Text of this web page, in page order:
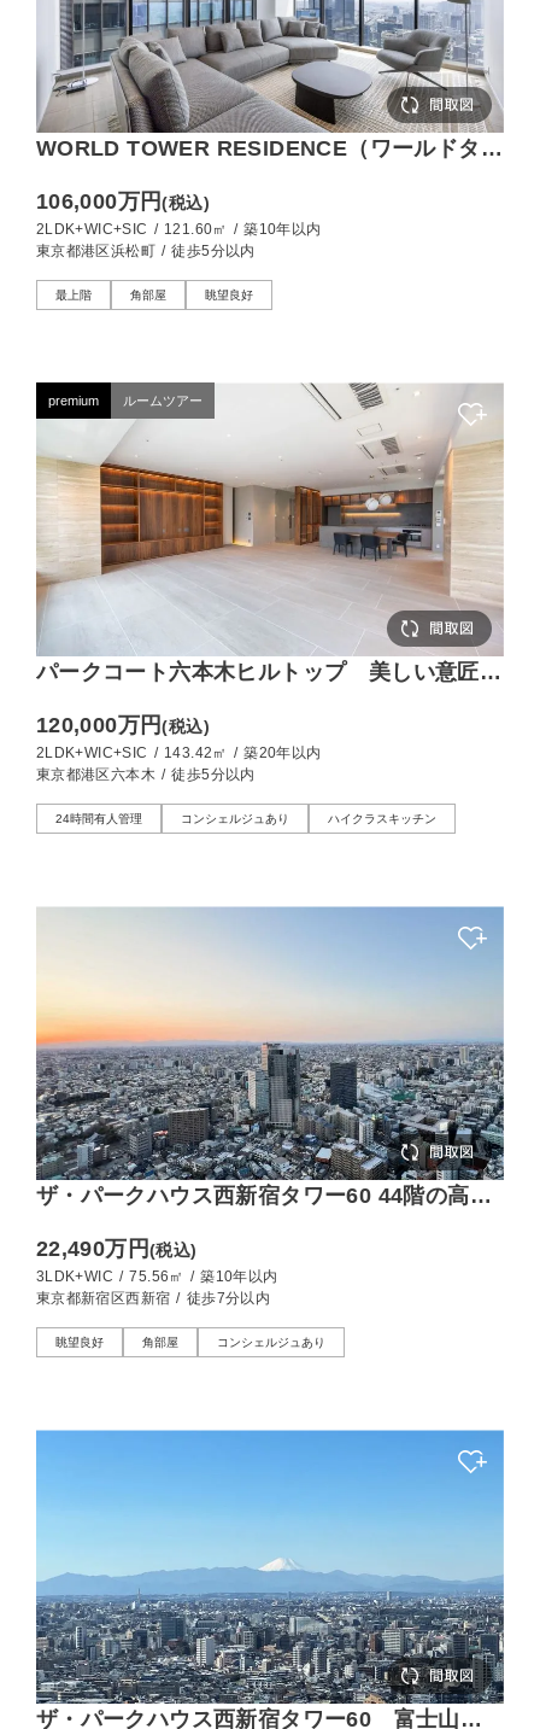
WORLD TOWER RESIDENCE（ワールドタワ
ハウス！レインボーブリッジを一望する120㎡
超の邸宅
106,000万円(税込)
2LDK+WIC+SIC / 121.60㎡ / 築10年以内
東京都港区浜松町 / 徒歩5分以内
最上階 角部屋 眺望良好
premium ルームツアー
パークコート六本木ヒルトップ 美しい意匠が
120,000万円(税込)
2LDK+WIC+SIC / 143.42㎡ / 築20年以内
東京都港区六本木 / 徒歩5分以内
24時間有人管理 コンシェルジュあり ハイクラスキッチン
ザ・パークハウス西新宿タワー60 44階の高層
22,490万円(税込)
3LDK+WIC / 75.56㎡ / 築10年以内
東京都新宿区西新宿 / 徒歩7分以内
眺望良好 角部屋 コンシェルジュあり
ザ・パークハウス西新宿タワー60 富士山ビ